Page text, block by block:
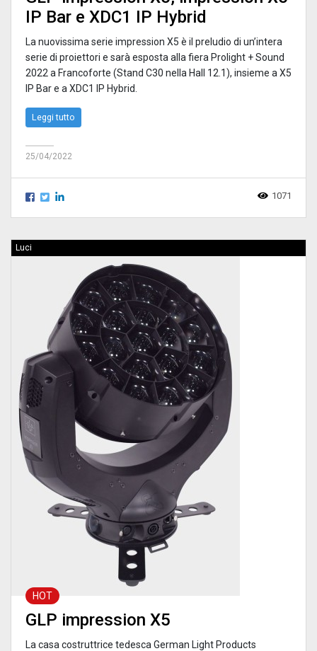
IP Bar e XDC1 IP Hybrid
La nuovissima serie impression X5 è il preludio di un’intera
serie di proiettori e sarà esposta alla fiera Prolight + Sound
2022 a Francoforte (Stand C30 nella Hall 12.1), insieme a X5
IP Bar e a XDC1 IP Hybrid.
Leggi tutto
25/04/2022
1071
Luci
HOT
GLP impression X5
La casa costruttrice tedesca German Light Products